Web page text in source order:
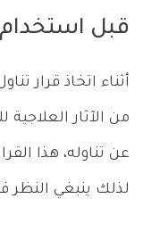
قبل استخدام
أثناء اتخاذ قرار
من الآثار العلاجية
عن تناوله، هذا
لذلك ينبغي النظر